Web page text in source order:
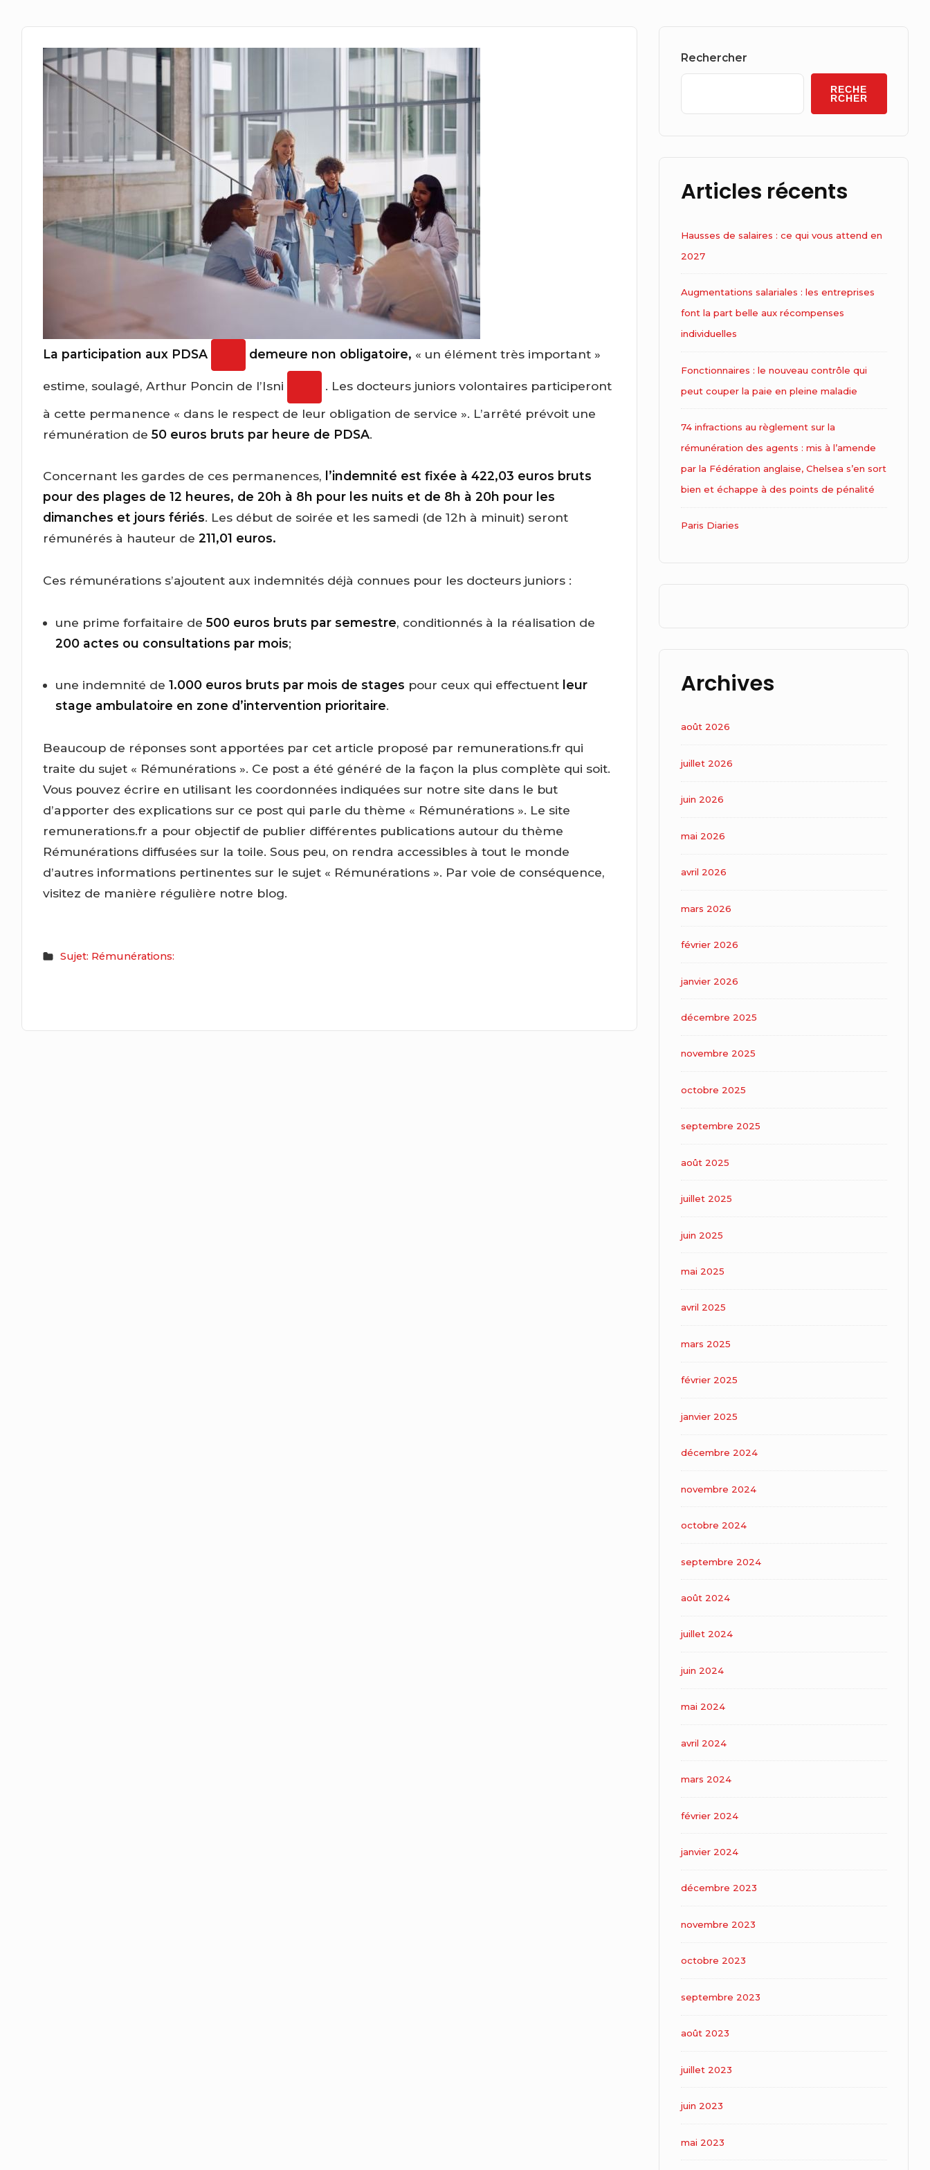
La participation aux PDSA demeure non obligatoire, « un élément très important »
estime, soulagé, Arthur Poncin de l’Isni
. Les docteurs juniors volontaires participeront
à cette permanence « dans le respect de leur obligation de service ». L’arrêté prévoit une
rémunération de50 euros bruts par heure de PDSA.
Concernant les gardes de ces permanences, l’indemnité est fixée à 422,03 euros bruts
pour des plages de 12 heures, de 20h à 8h pour les nuits et de 8h à 20h pour les
dimanches et jours fériés. Les début de soirée et les samedi (de 12h à minuit) seront
rémunérés à hauteur de211,01 euros.
Ces rémunérations s’ajoutent aux indemnités déjà connues pour les docteurs juniors :
une prime forfaitaire de 500 euros bruts par semestre, conditionnés à la réalisation de
200 actes ou consultations par mois;
une indemnité de 1.000 euros bruts par mois de stages pour ceux qui effectuentleur
stage ambulatoire en zone d’intervention prioritaire.
Beaucoup de réponses sont apportées par cet article proposé par remunerations.fr qui
traite du sujet « Rémunérations ». Ce post a été généré de la façon la plus complète qui soit.
Vous pouvez écrire en utilisant les coordonnées indiquées sur notre site dans le but
d’apporter des explications sur ce post qui parle du thème « Rémunérations ». Le site
remunerations.fr a pour objectif de publier différentes publications autour du thème
Rémunérations diffusées sur la toile. Sous peu, on rendra accessibles à tout le monde
d’autres informations pertinentes sur le sujet « Rémunérations ». Par voie de conséquence,
visitez de manière régulière notre blog.
Sujet: Rémunérations:
Widget
Rechercher
RECHE
RCHER
Articles récents
Hausses de salaires : ce qui vous attend en
2027
Augmentations salariales : les entreprises
font la part belle aux récompenses
individuelles
Fonctionnaires : le nouveau contrôle qui
peut couper la paie en pleine maladie
74 infractions au règlement sur la
rémunération des agents : mis à l’amende
par la Fédération anglaise, Chelsea s’en sort
bien et échappe à des points de pénalité
Paris Diaries
Archives
août 2026
juillet 2026
juin 2026
mai 2026
avril 2026
mars 2026
février 2026
janvier 2026
décembre 2025
novembre 2025
octobre 2025
septembre 2025
août 2025
juillet 2025
juin 2025
mai 2025
avril 2025
mars 2025
février 2025
janvier 2025
décembre 2024
novembre 2024
octobre 2024
septembre 2024
août 2024
juillet 2024
juin 2024
mai 2024
avril 2024
mars 2024
février 2024
janvier 2024
décembre 2023
novembre 2023
octobre 2023
septembre 2023
août 2023
juillet 2023
juin 2023
mai 2023